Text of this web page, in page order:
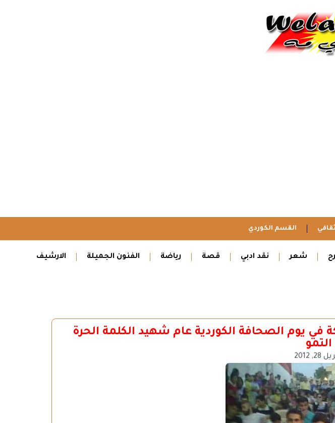
القسم الكوردي
شعر نقد ادبي قصة رياضة الفنون الجميلة الارشيف
في يوم الصحافة الكوردية عام شهيد الكلمة الحرة
28, 2012